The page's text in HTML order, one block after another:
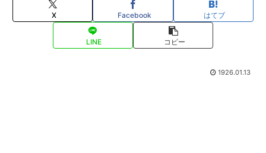
X Facebook はてブ
LINE コピー
1926.01.13